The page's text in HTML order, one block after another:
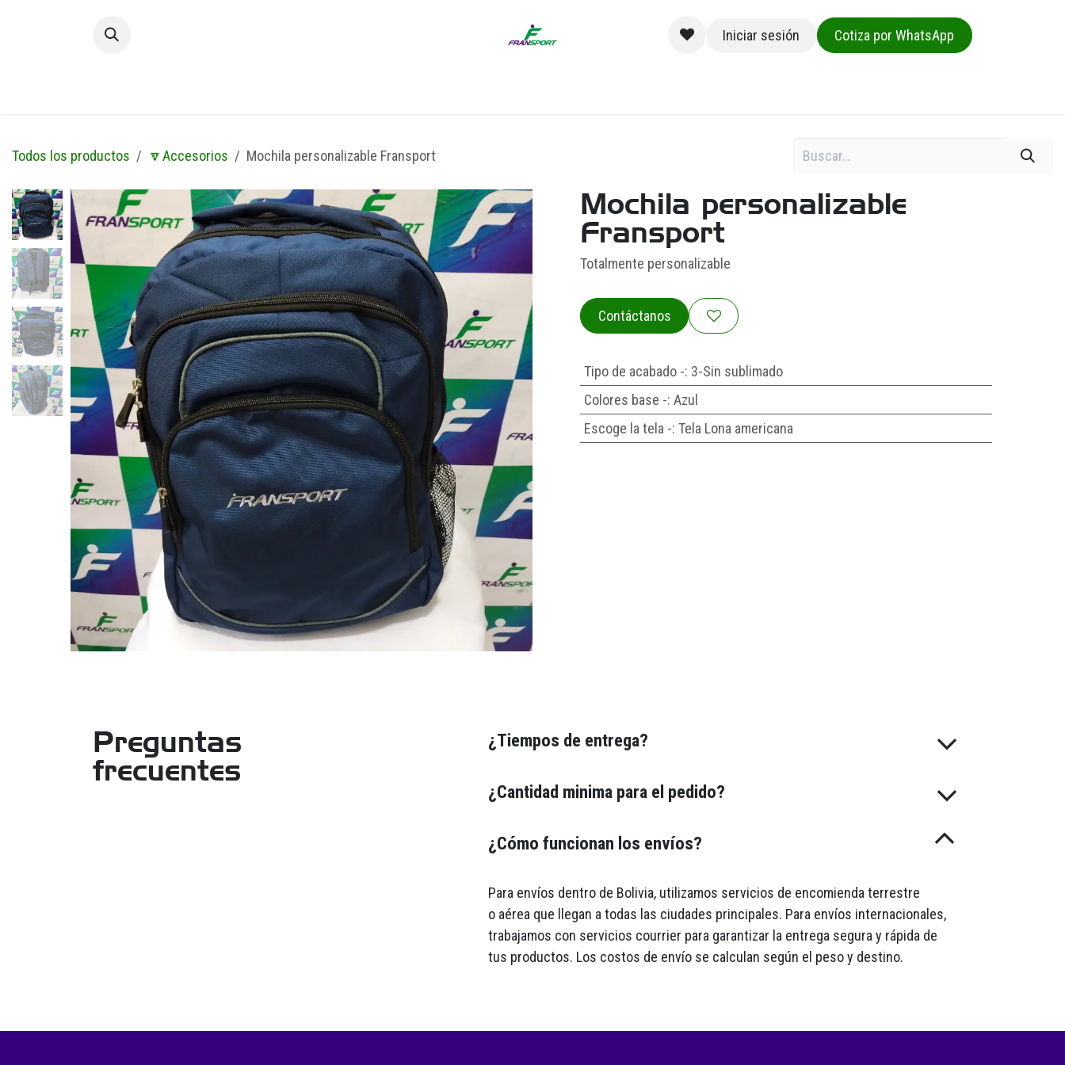
Iniciar sesión
Cotiza por WhatsApp
Todos los productos 🔽Accesorios Mochila personalizable Fransport
Mochila personalizable
Fransport
Totalmente personalizable
Contáctanos
Tipo de acabado -: 3-Sin sublimado
Colores base -: Azul
Escoge la tela -: Tela Lona americana
Preguntas
frecuentes
¿Tiempos de entrega?
¿Cantidad minima para el pedido?
¿Cómo funcionan los envíos?
Para envíos dentro de Bolivia, utilizamos servicios de encomienda terrestre
o aérea que llegan a todas las ciudades principales. Para envíos internacionales,
trabajamos con servicios courrier para garantizar la entrega segura y rápida de
tus productos. Los costos de envío se calculan según el peso y destino.